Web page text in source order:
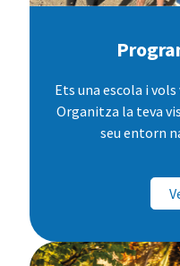
Ets una escola i
Organitza la teva
seu entorn